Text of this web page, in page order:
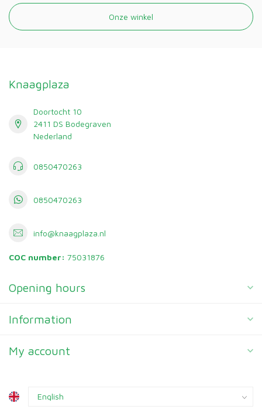
Onze winkel
Knaagplaza
Doortocht 10
2411 DS Bodegraven
Nederland
0850470263
0850470263
info@knaagplaza.nl
COC number: 75031876
Opening hours
Information
My account